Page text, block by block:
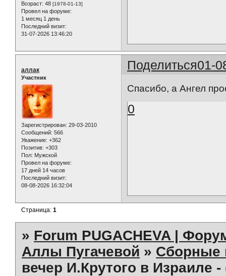
Возраст: 48 [1978-01-13]
Провел на форуме:
1 месяц 1 день
Последний визит:
31-07-2026 13:46:20
Поделиться01-
аллак
Участник
Зарегистрирован: 29-03-2010
Сообщений: 566
Уважение: +362
Позитив: +303
Пол: Мужской
Провел на форуме:
17 дней 14 часов
Последний визит:
08-08-2026 16:32:04
Спасибо, а Ангел
0
Страница:1
» Forum PUGACHEVA |
Аллы Пугачевой » Сборные
вечер И.Крутого в